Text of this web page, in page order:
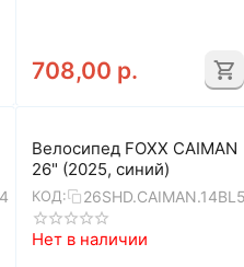
708,00 р.
Велосипед FOXX CAIMAN
26" (2025, синий)
КОД:
Нет в наличии